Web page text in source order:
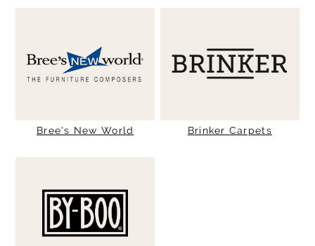
Bree's New World Brinker Carpets